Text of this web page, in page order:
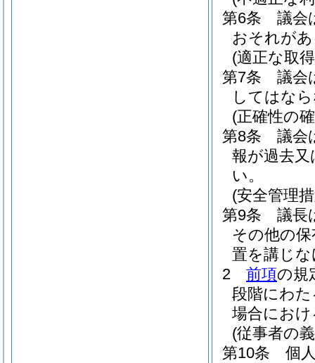
第6条
議会
おそれが
(適正な取
第7条
議会
してはな
(正確性の
第8条
議会
報が過去
い。
(安全管理
第9条
議長
その他の
置を講じ
2
前項の規
段階にわ
場合にお
(従事者の
第10条
個